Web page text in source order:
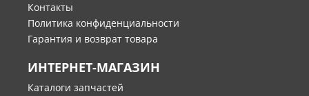
Контакты
Политика конфиденциальности
Гарантия и возврат товара
ИНТЕРНЕТ-МАГАЗИН
Каталоги запчастей